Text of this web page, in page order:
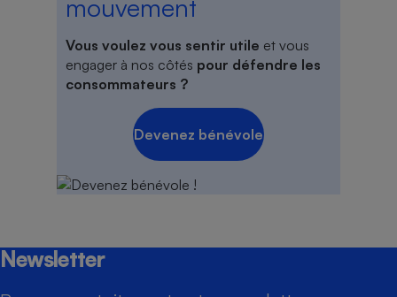
mouvement
Vous voulez vous sentir utile et vous
engager à nos côtés pour défendre les
consommateurs ?
Devenez bénévole
Newsletter